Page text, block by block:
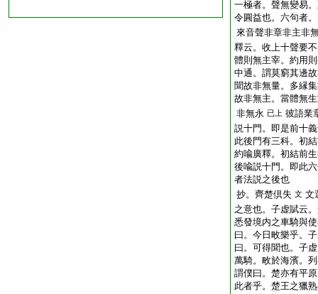
一極者。聲無變易
令圓益也。六句者
來音聲非章非主非
釋云。收上十聲要
體則無主宰。約用
中通。謂莫窮其邊
聞故非無量。多縁
故非無主。當體無
非無永 已上 彼語業
説十門。即是前十
此後門有三科。初
約喩廣釋。初結前
後喩説十門。即此
者法説之後也
抄。齊楚倶失 文 文
之意也。子虚賦云
悉發境内之車騎與
曰。今日畋樂乎。
曰。可得聞也。子
萬騎。畋於海濱。
謂僕曰。楚亦有平
此者乎。楚王之獵